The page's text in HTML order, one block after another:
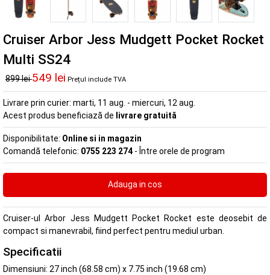
Cruiser Arbor Jess Mudgett Pocket Rocket
Multi SS24
899 lei549 lei Prețul include TVA
Livrare prin curier: marti, 11 aug. - miercuri, 12 aug.
Acest produs beneficiază de livrare gratuită
Disponibilitate: Online si in magazin
Comandă telefonic: 0755 223 274 - Între orele de program
Cruiser-ul Arbor Jess Mudgett Pocket Rocket este deosebit de
compact si manevrabil, fiind perfect pentru mediul urban.
Specificatii
Dimensiuni: 27 inch (68.58 cm) x 7.75 inch (19.68 cm)